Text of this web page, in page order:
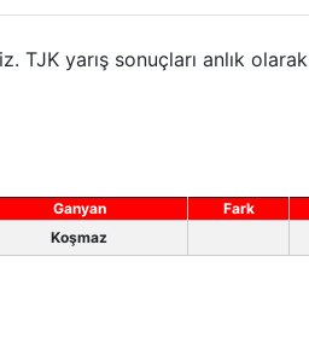
TJK yarış sonuçları anlık olarak
Ganyan Fark
Koşmaz